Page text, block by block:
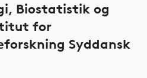
Biostatistik og
for
Syddansk